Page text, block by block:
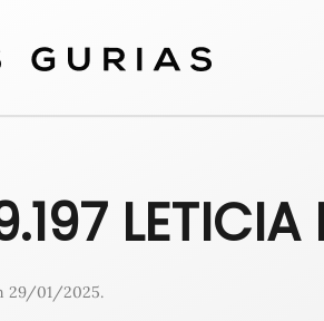
LETICIA
29/01/2025.